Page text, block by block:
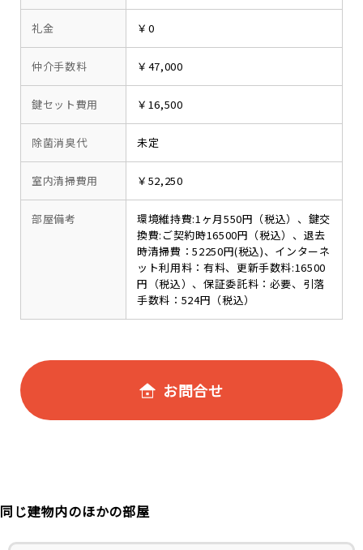
礼金 ￥0
仲介手数料 ￥47,000
鍵セット費用 ￥16,500
除菌消臭代 未定
室内清掃費用 ￥52,250
部屋備考
環境維持費:1ヶ月550円（税込）、鍵交
換費:ご契約時16500円（税込）、退去
時清掃費：52250円(税込)、インターネ
ット利用料：有料、更新手数料:16500
円（税込）、保証委託料：必要、引落
手数料：524円（税込）
お問合せ
同じ建物内のほかの部屋